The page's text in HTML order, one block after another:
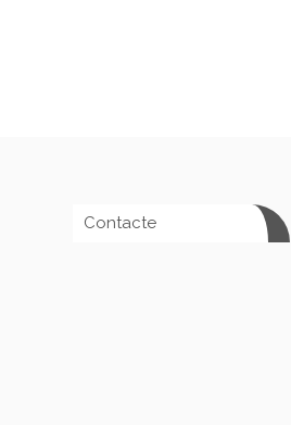
Contacte